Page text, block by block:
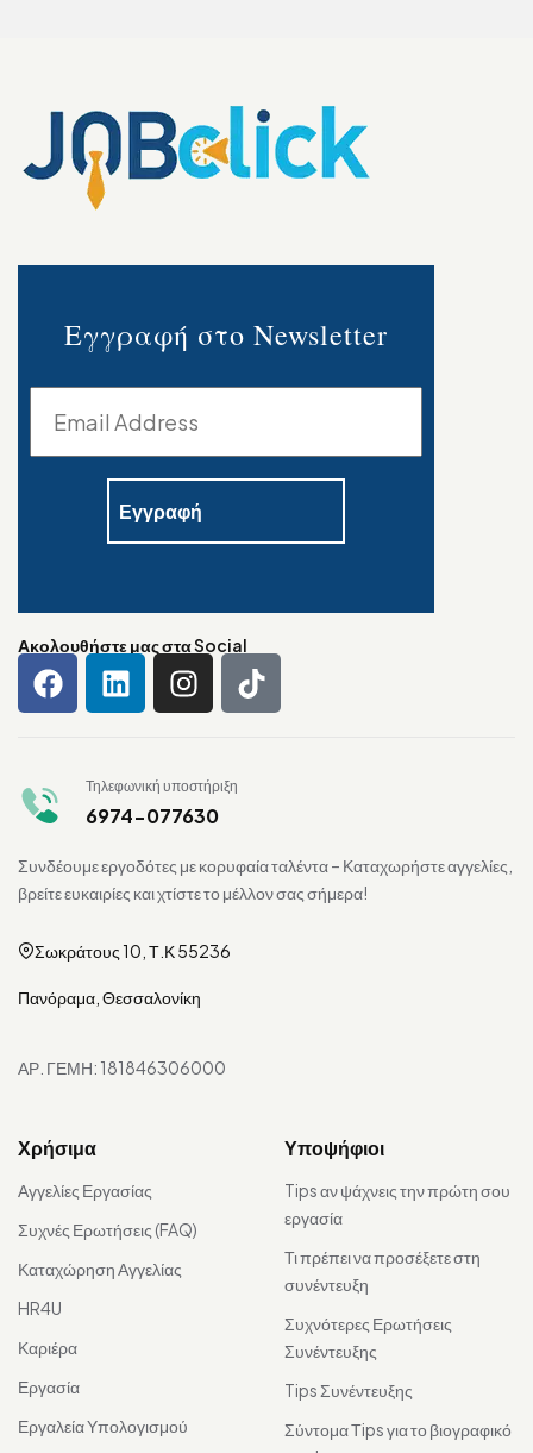
Εγγραφή στο Newsletter
Ακολουθήστε μας στα Social
Τηλεφωνική υποστήριξη
6974-077630
Συνδέουμε εργοδότες με κορυφαία ταλέντα – Καταχωρήστε αγγελίες,
βρείτε ευκαιρίες και χτίστε το μέλλον σας σήμερα!
Σωκράτους 10, Τ.Κ 55236
Πανόραμα, Θεσσαλονίκη
ΑΡ. ΓΕΜΗ: 181846306000
Χρήσιμα
Αγγελίες Εργασίας
Συχνές Ερωτήσεις (FAQ)
Καταχώρηση Αγγελίας
HR4U
Καριέρα
Εργασία
Εργαλεία Υπολογισμού
Υποψήφιοι
Tips αν ψάχνεις την πρώτη σου
εργασία
Τι πρέπει να προσέξετε στη
συνέντευξη
Συχνότερες Ερωτήσεις
Συνέντευξης
Tips Συνέντευξης
Σύντομα Τips για το βιογραφικό